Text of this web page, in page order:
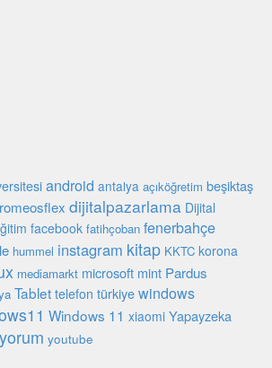
android antalya açıköğretim beşiktaş
dijitalpazarlama Dijital
facebook fatihçoban fenerbahçe
hummel instagram kitap KKTC korona
mediamarkt microsoft mint Pardus
Tablet telefon türkiyewindows
Windows 11 xiaomi Yapayzeka
yorum youtube